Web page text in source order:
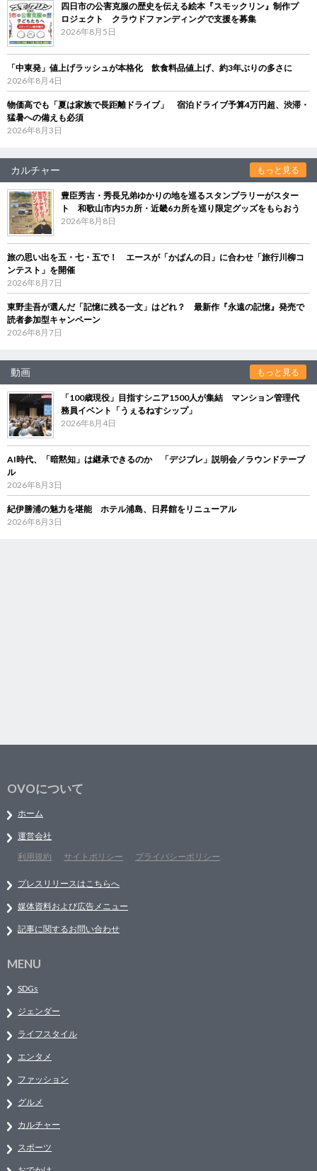
四日市の公害克服の歴史を伝える絵本『スモックリン』制作プ
ロジェクト クラウドファンディングで支援を募集
2026年8月5日
「中東発」値上げラッシュが本格化 飲食料品値上げ、約3年ぶりの多さに
2026年8月4日
物価高でも「夏は家族で長距離ドライブ」 宿泊ドライブ予算4万円超、渋滞・
猛暑への備えも必須
2026年8月3日
カルチャー もっと見る
豊臣秀吉・秀長兄弟ゆかりの地を巡るスタンプラリーがスター
ト 和歌山市内5カ所・近畿6カ所を巡り限定グッズをもらおう
2026年8月8日
旅の思い出を五・七・五で！ エースが「かばんの日」に合わせ「旅行川柳コ
ンテスト」を開催
2026年8月7日
東野圭吾が選んだ「記憶に残る一文」はどれ？ 最新作『永遠の記憶』発売で
読者参加型キャンペーン
2026年8月7日
動画 もっと見る
「100歳現役」目指すシニア1500人が集結 マンション管理代
務員イベント「うぇるねすシップ」
2026年8月4日
AI時代、「暗黙知」は継承できるのか 「デジブレ」説明会／ラウンドテーブ
ル
2026年8月3日
紀伊勝浦の魅力を堪能 ホテル浦島、日昇館をリニューアル
2026年8月3日
OVOについて
ホーム
運営会社
利用規約
サイトポリシー プライバシーポリシー
プレスリリースはこちらへ
媒体資料および広告メニュー
記事に関するお問い合わせ
MENU
SDGs
ジェンダー
ライフスタイル
エンタメ
ファッション
グルメ
カルチャー
スポーツ